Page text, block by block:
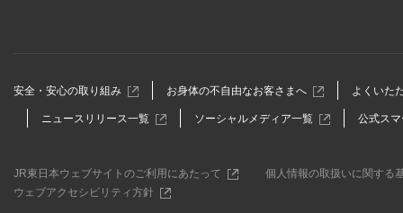
す
安全・安心の取り組み 別
ィ
ウ
お身体の不自由なお客さまへ 別
ィ
ウ
よくいた
ニュースリリース一覧別
ド
ウ
ソーシャルメディア一覧別
ド
公式ス
JR東日本ウェブサイトのご利用にあたって 別
個人情報の取扱いに関する
ウェブアクセシビリティ方針別